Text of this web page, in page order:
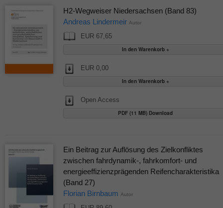
H2-Wegweiser Niedersachsen (Band 83)
Andreas Lindermeir Autor
EUR 67,65
EUR 0,00
Open Access
PDF (11 MB) Download
Ein Beitrag zur Auflösung des Zielkonfliktes
zwischen fahrdynamik-, fahrkomfort- und
energieeffizienzprägenden Reifencharakteristika
(Band 27)
Florian Birnbaum Autor